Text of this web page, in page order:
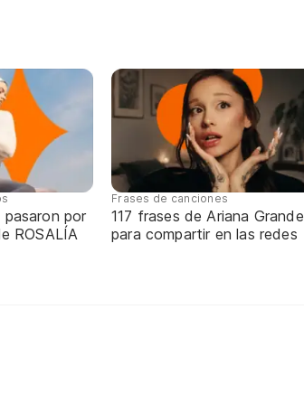
por
ROSALÍA
Frases de canciones
117 frases de Ariana Grande
para compartir en las redes